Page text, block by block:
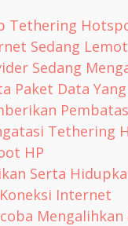
Tethering
Sedang Lemot
Sedang
Paket Data
Tethering
HP
Serta
Internet